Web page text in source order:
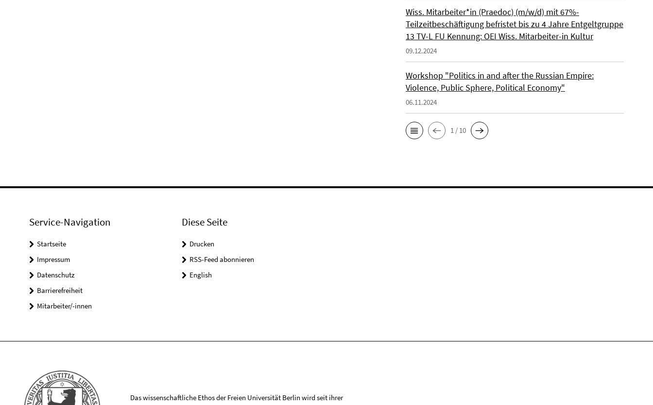
Wiss. Mitarbeiter*in (Praedoc) (m/w/d) mit 67%-
Teilzeitbeschäftigung befristet bis zu 4 Jahre Entgeltgruppe
13 TV-L FU Kennung: OEI Wiss. Mitarbeiter-in Kultur
09.12.2024
Workshop "Politics in and after the Russian Empire:
Violence, Public Sphere, Political Economy"
06.11.2024
1 / 10
Service-Navigation
Startseite
Impressum
Datenschutz
Barrierefreiheit
Mitarbeiter/-innen
Diese Seite
Drucken
RSS-Feed abonnieren
English
Das wissenschaftliche Ethos der Freien Universität Berlin wird seit ihrer